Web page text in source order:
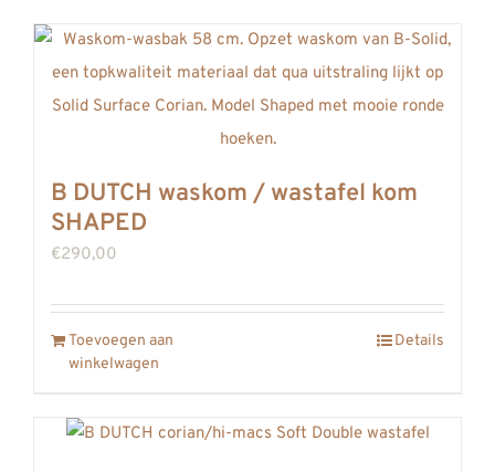
B DUTCH waskom / wastafel kom
SHAPED
€290,00
Toevoegen aan
winkelwagen
Details